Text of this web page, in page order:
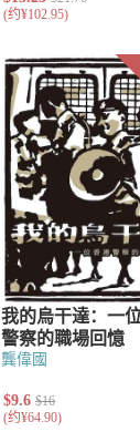
龔偉國